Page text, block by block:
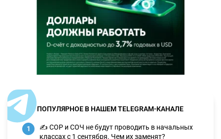
ПОПУЛЯРНОЕ В НАШЕМ TELEGRAM-КАНАЛЕ
1
✍️ СОР и СОЧ не будут проводить в начальных
классах с 1 сентября. Чем их заменят?